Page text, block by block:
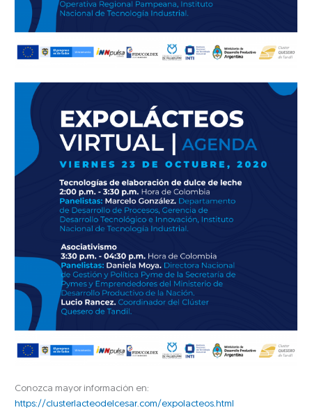
Conozca mayor información en:
https://clusterlacteodelcesar.com/expolacteos.html